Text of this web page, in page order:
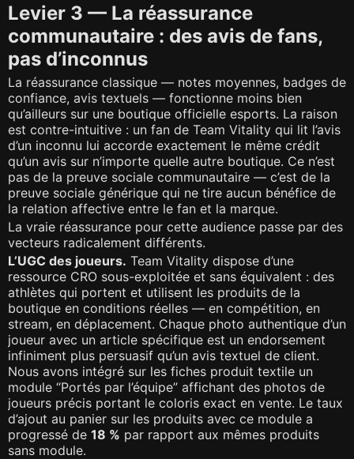
Levier 3 — La réassurance
communautaire : des avis de fans,
pas d’inconnus
La réassurance classique — notes moyennes, badges de
confiance, avis textuels — fonctionne moins bien
qu’ailleurs sur une boutique officielle esports. La raison
est contre-intuitive : un fan de Team Vitality qui lit l’avis
d’un inconnu lui accorde exactement le même crédit
qu’un avis sur n’importe quelle autre boutique. Ce n’est
pas de la preuve sociale communautaire — c’est de la
preuve sociale générique qui ne tire aucun bénéfice de
la relation affective entre le fan et la marque.
La vraie réassurance pour cette audience passe par des
vecteurs radicalement différents.
L’UGC des joueurs. Team Vitality dispose d’une
ressource CRO sous-exploitée et sans équivalent : des
athlètes qui portent et utilisent les produits de la
boutique en conditions réelles — en compétition, en
stream, en déplacement. Chaque photo authentique d’un
joueur avec un article spécifique est un endorsement
infiniment plus persuasif qu’un avis textuel de client.
Nous avons intégré sur les fiches produit textile un
module “Portés par l’équipe” affichant des photos de
joueurs précis portant le coloris exact en vente. Le taux
d’ajout au panier sur les produits avec ce module a
progressé de 18 % par rapport aux mêmes produits
sans module.